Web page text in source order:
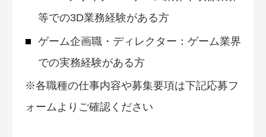
等での3D業務経験がある方
ゲーム企画職・ディレクター：ゲーム業界
での実務経験がある方
※各職種の仕事内容や募集要項は下記応募フ
ォームよりご確認ください